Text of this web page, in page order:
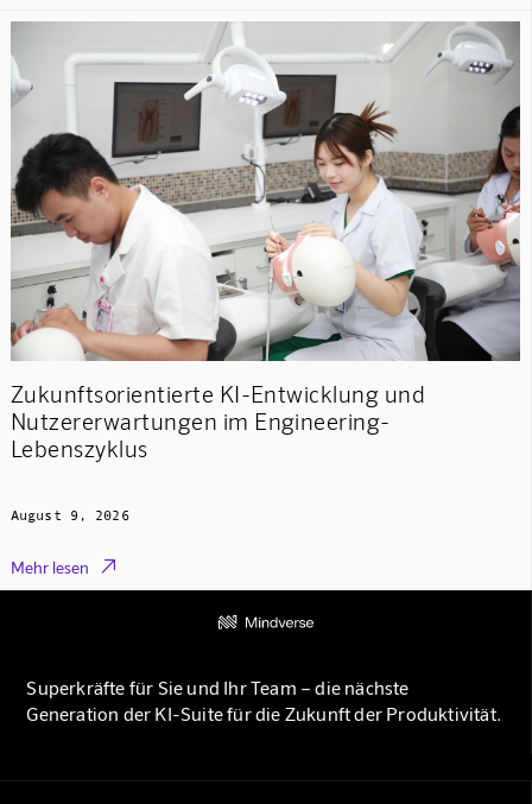
Zukunftsorientierte KI-Entwicklung und
Nutzererwartungen im Engineering-
Lebenszyklus
August 9, 2026
Mehr lesen 
Superkräfte für Sie und Ihr Team – die nächste
Generation der KI-Suite für die Zukunft der Produktivität.